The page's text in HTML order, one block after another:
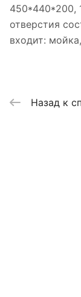
450*440*200,
отверстия
входит:
Назад к